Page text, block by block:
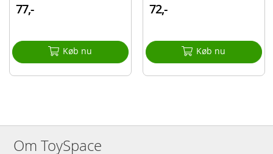
77,-
Køb nu
72,-
Køb nu
Om ToySpace